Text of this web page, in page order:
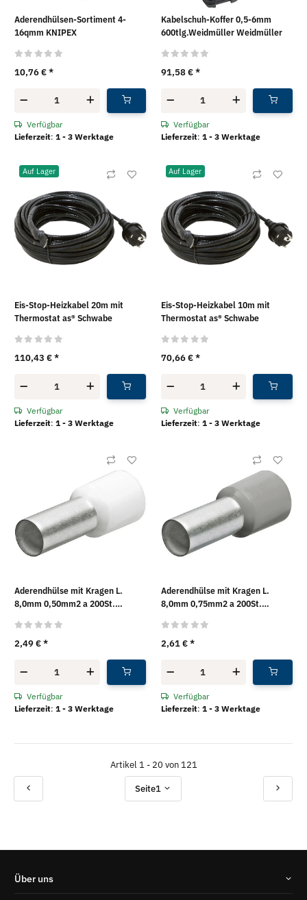
Aderendhülsen-Sortiment 4-
16qmm KNIPEX
10,76 €*
Verfügbar
Lieferzeit: 1 - 3 Werktage
Kabelschuh-Koffer 0,5-6mm
600tlg.Weidmüller Weidmüller
91,58 €*
Verfügbar
Lieferzeit: 1 - 3 Werktage
Auf Lager
Eis-Stop-Heizkabel 20m mit
Thermostat as® Schwabe
110,43 €*
Verfügbar
Lieferzeit: 1 - 3 Werktage
Auf Lager
Eis-Stop-Heizkabel 10m mit
Thermostat as® Schwabe
70,66 €*
Verfügbar
Lieferzeit: 1 - 3 Werktage
Aderendhülse mit Kragen L.
8,0mm 0,50mm2 a 200St.
2,49 €*
Verfügbar
Lieferzeit: 1 - 3 Werktage
Aderendhülse mit Kragen L.
8,0mm 0,75mm2 a 200St.
2,61 €*
Verfügbar
Lieferzeit: 1 - 3 Werktage
Artikel 1 - 20 von 121
Seite1
Über uns